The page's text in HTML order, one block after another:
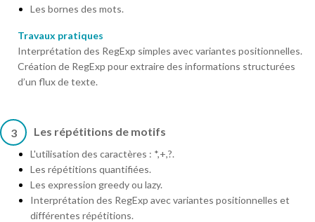
Les bornes des mots.
Travaux pratiques
Interprétation des RegExp simples avec variantes positionnelles.
Création de RegExp pour extraire des informations structurées
d’un flux de texte.
3 Les répétitions de motifs
L'utilisation des caractères : *,+,?.
Les répétitions quantifiées.
Les expression greedy ou lazy.
Interprétation des RegExp avec variantes positionnelles et
différentes répétitions.